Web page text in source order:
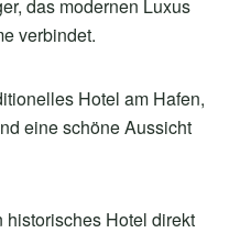
das modernen Luxus
verbindet.
Hotel am Hafen,
eine schöne Aussicht
historisches Hotel direkt